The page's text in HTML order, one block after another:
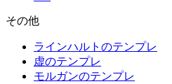
その他
ラインハルトのテンプレ
虚のテンプレ
モルガンのテンプレ